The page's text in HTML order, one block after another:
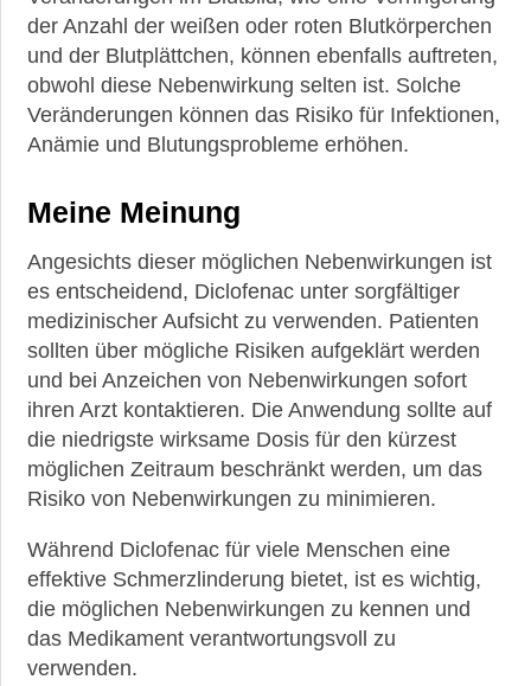
der Anzahl der weißen oder roten Blutkörperchen
und der Blutplättchen, können ebenfalls auftreten,
obwohl diese Nebenwirkung selten ist. Solche
Veränderungen können das Risiko für Infektionen,
Anämie und Blutungsprobleme erhöhen.
Meine Meinung
Angesichts dieser möglichen Nebenwirkungen ist
es entscheidend, Diclofenac unter sorgfältiger
medizinischer Aufsicht zu verwenden. Patienten
sollten über mögliche Risiken aufgeklärt werden
und bei Anzeichen von Nebenwirkungen sofort
ihren Arzt kontaktieren. Die Anwendung sollte auf
die niedrigste wirksame Dosis für den kürzest
möglichen Zeitraum beschränkt werden, um das
Risiko von Nebenwirkungen zu minimieren.
Während Diclofenac für viele Menschen eine
effektive Schmerzlinderung bietet, ist es wichtig,
die möglichen Nebenwirkungen zu kennen und
das Medikament verantwortungsvoll zu
verwenden.